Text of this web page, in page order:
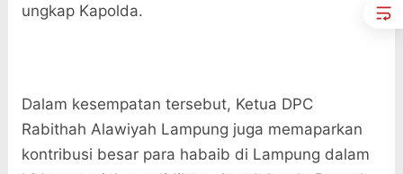
ungkap Kapolda.
Dalam kesempatan tersebut, Ketua DPC
Rabithah Alawiyah Lampung juga memaparkan
kontribusi besar para habaib di Lampung dalam